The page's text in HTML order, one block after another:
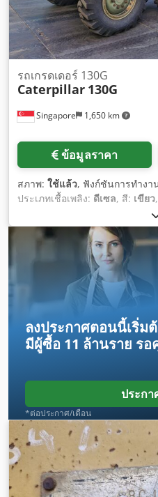
Singapore 1,650 km
รถเกรดเดอร์ 130G
Caterpillar 130G
ข้อมูลราคา
สภาพ: ใช้แล้ว, ฟังก์ชันการทำงา
ประเภทเชื้อเพลิง: ดีเซล, สี: เขียว
ลงประกาศตอนนี้เริ่ม
มีผู้ซื้อ 11 ล้านราย ร
ประก
*ต่อประกาศ/เดือน